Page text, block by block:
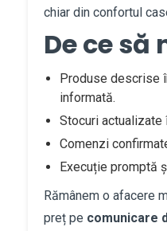
chiar din confortul
De ce să
Produse descrise
informată.
Stocuri actualizate
Comenzi
Execuție promptă
Rămânem o afacere
preț pe comunicare